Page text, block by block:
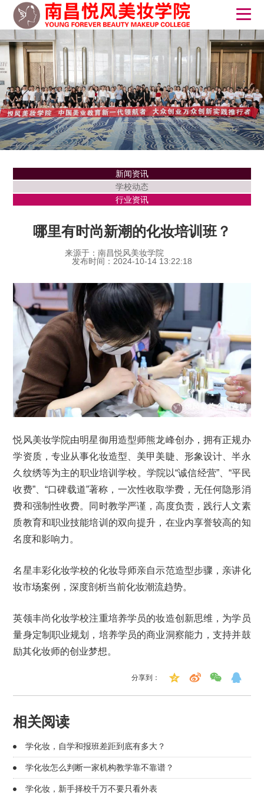
新闻资讯
学校动态
行业资讯
哪里有时尚新潮的化妆培训班？
来源于：南昌悦风美妆学院
发布时间：2024-10-14 13:22:18
悦风美妆学院由明星御用造型师熊龙峰创办，拥有正规办
学资质，专业从事化妆造型、美甲美睫、形象设计、半永
久纹绣等为主的职业培训学校。学院以“诚信经营”、“平民
收费”、“口碑载道”著称，一次性收取学费，无任何隐形消
费和强制性收费。同时教学严谨，高度负责，践行人文素
质教育和职业技能培训的双向提升，在业内享誉较高的知
名度和影响力。
名星丰彩化妆学校的化妆导师亲自示范造型步骤，亲讲化
妆市场案例，深度剖析当前化妆潮流趋势。
英领丰尚化妆学校注重培养学员的妆造创新思维，为学员
量身定制职业规划，培养学员的商业洞察能力，支持并鼓
励其化妆师的创业梦想。
分享到：
相关阅读
学化妆，自学和报班差距到底有多大？
学化妆怎么判断一家机构教学靠不靠谱？
学化妆，新手择校千万不要只看外表